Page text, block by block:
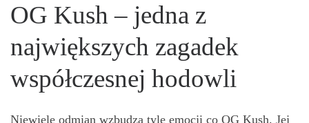
OG Kush – jedna z
największych zagadek
współczesnej hodowli
Niewiele odmian wzbudza tyle emocji co OG Kush. Jej